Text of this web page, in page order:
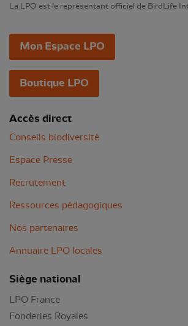
La LPO est le représentant officiel de BirdLife
Mon Espace LPO
Boutique LPO
Accès direct
Conseils biodiversité
Espace Presse
Recrutement
Ressources pédagogiques
Nos partenaires
Annuaire LPO locales
Siège national
LPO France
Fonderies Royales